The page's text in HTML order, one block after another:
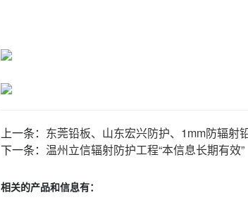
上一条： 东莞铅板、山东宏兴防护、1mm防辐射
下一条： 温州立信辐射防护工程“本信息长期有效”
相关的产品和信息有：